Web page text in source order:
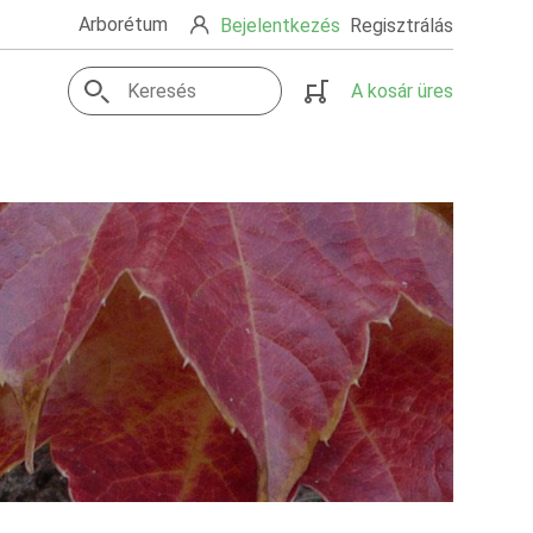
Arborétum Bejelentkezés Regisztrálás
A kosár üres